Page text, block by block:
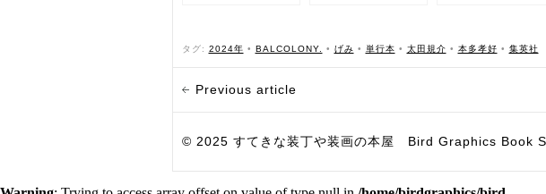
タグ: 2024年 • BALCOLONY. • げみ • 単行本 • 太田規介 • 本多孝好 • 集英社
Previous article
© 2025 すてきな装丁や装画の本屋 Bird Graphics